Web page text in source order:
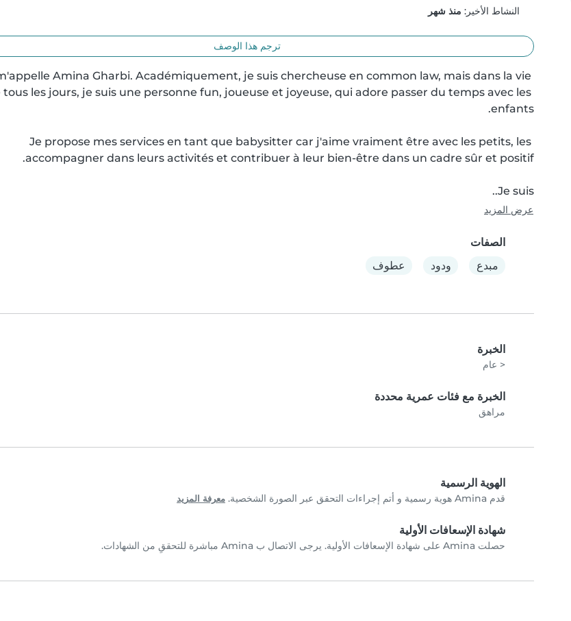
النشاط الأخير: منذ شهر
ترجم هذا الوصف
Amina Gharbi. Académiquement, je suis chercheuse en common law, mais dans la vie
tous les jours, je suis une personne fun, joueuse et joyeuse, qui adore passer du temps avec les
Je propose mes services en tant que babysitter car j'aime vraiment être avec les petits, les
Je suis..
عرض المزيد
الصفات
مبدع
ودود عطوف
الخبرة
< عام
الخبرة مع فئات عمرية محددة
مراهق
الهوية الرسمية
قدم Amina هوية رسمية و أتم إجراءات التحقق عبر الصورة الشخصية. معرفة المزيد
شهادة الإسعافات الأولية
حصلت Amina على شهادة الإسعافات الأولية. يرجى الاتصال ب Amina مباشرة للتحققِ من الشهادات.